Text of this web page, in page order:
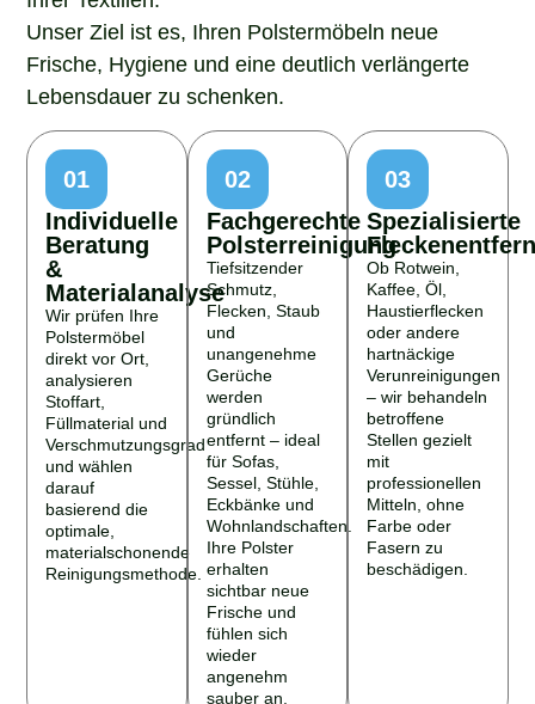
Unser Ziel ist es, Ihren Polstermöbeln neue
Frische, Hygiene und eine deutlich verlängerte
Lebensdauer zu schenken.
01
Individuelle
Beratung
&
Materialanalyse
Wir prüfen Ihre
Polstermöbel
direkt vor Ort,
analysieren
Stoffart,
Füllmaterial und
Verschmutzungsgrad
und wählen
darauf
basierend die
optimale,
materialschonende
Reinigungsmethode.
02
Fachgerechte
Polsterreinigung
Tiefsitzender
Schmutz,
Flecken, Staub
und
unangenehme
Gerüche
werden
gründlich
entfernt – ideal
für Sofas,
Sessel, Stühle,
Eckbänke und
Wohnlandschaften.
Ihre Polster
erhalten
sichtbar neue
Frische und
fühlen sich
wieder
angenehm
sauber an.
03
Spezialisierte
Ob Rotwein,
Kaffee, Öl,
Haustierflecken
oder andere
hartnäckige
Verunreinigungen
– wir behandeln
betroffene
Stellen gezielt
mit
professionellen
Mitteln, ohne
Farbe oder
Fasern zu
beschädigen.